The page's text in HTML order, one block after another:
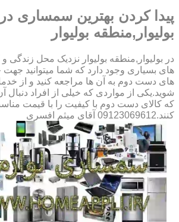
پیدا کردن بهترین سمساری در
بولیوار,منطقه بولیوار
در بولیوار,منطقه بولیوار نزدیک محل
های بسیاری وجود دارد که شما میتوانید
های دست دوم به آن ها مراجعه کنید و از
شوید.یکی از مواردی که خیلی از افراد دنبال
که کالای دست دوم با کیفیت را با قیمت
کنند.09123069612 آقای میثم افسری